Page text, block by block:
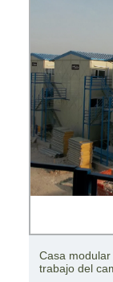
Campo de
del envase/